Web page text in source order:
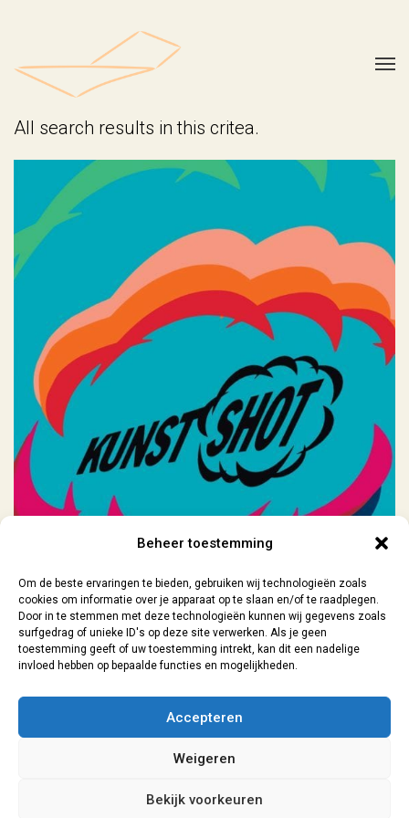
Beheer toestemming
Om de beste ervaringen te bieden, gebruiken wij technologieën zoals
cookies om informatie over je apparaat op te slaan en/of te raadplegen.
Door in te stemmen met deze technologieën kunnen wij gegevens zoals
surfgedrag of unieke ID's op deze site verwerken. Als je geen
toestemming geeft of uw toestemming intrekt, kan dit een nadelige
invloed hebben op bepaalde functies en mogelijkheden.
Accepteren
Weigeren
Bekijk voorkeuren
All search results in this critea.
Kunstshot 2010 t/m 2016
Geen categorie
sanne@lokaal7a.nl
Leiden | 2026
Algemene Voorwaarden|Privacyverklaring